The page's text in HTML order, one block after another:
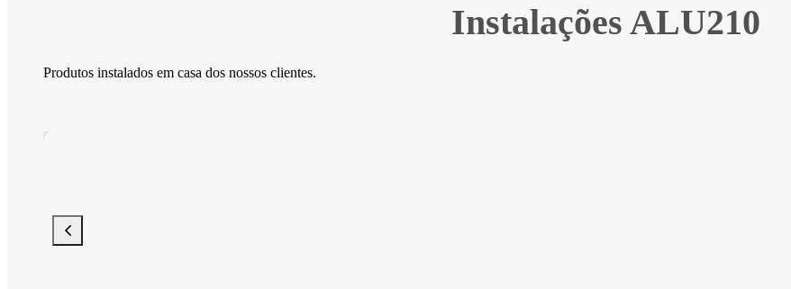
Instalações ALU210
Produtos instalados em casa dos nossos clientes.